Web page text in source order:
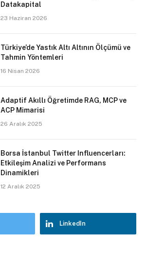
Datakapital
23 Haziran 2026
Türkiye’de Yastık Altı Altının Ölçümü ve
Tahmin Yöntemleri
16 Nisan 2026
Adaptif Akıllı Öğretimde RAG, MCP ve
ACP Mimarisi
26 Aralık 2025
Borsa İstanbul Twitter Influencerları:
Etkileşim Analizi ve Performans
Dinamikleri
12 Aralık 2025
LinkedIn